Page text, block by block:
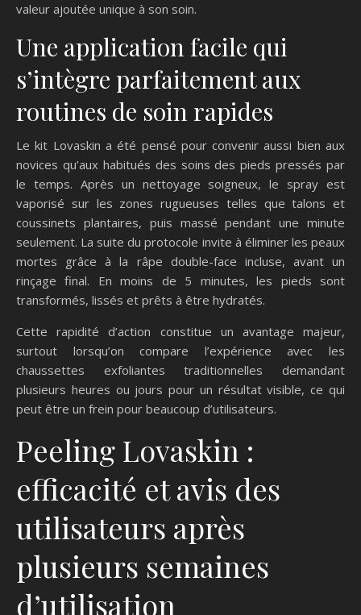
valeur ajoutée unique à son soin.
Une application facile qui
s’intègre parfaitement aux
routines de soin rapides
Le kit Lovaskin a été pensé pour convenir aussi bien aux
novices qu’aux habitués des soins des pieds pressés par
le temps. Après un nettoyage soigneux, le spray est
vaporisé sur les zones rugueuses telles que talons et
coussinets plantaires, puis massé pendant une minute
seulement. La suite du protocole invite à éliminer les peaux
mortes grâce à la râpe double-face incluse, avant un
rinçage final. En moins de 5 minutes, les pieds sont
transformés, lissés et prêts à être hydratés.
Cette rapidité d’action constitue un avantage majeur,
surtout lorsqu’on compare l’expérience avec les
chaussettes exfoliantes traditionnelles demandant
plusieurs heures ou jours pour un résultat visible, ce qui
peut être un frein pour beaucoup d’utilisateurs.
Peeling Lovaskin :
efficacité et avis des
utilisateurs après
plusieurs semaines
d’utilisation